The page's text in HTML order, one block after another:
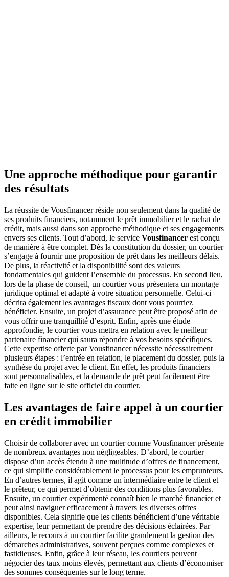
Une approche méthodique pour garantir
des résultats
La réussite de Vousfinancer réside non seulement dans la qualité de
ses produits financiers, notamment le prêt immobilier et le rachat de
crédit, mais aussi dans son approche méthodique et ses engagements
envers ses clients. Tout d’abord, le service Vousfinancer est conçu
de manière à être complet. Dès la constitution du dossier, un courtier
s’engage à fournir une proposition de prêt dans les meilleurs délais.
De plus, la réactivité et la disponibilité sont des valeurs
fondamentales qui guident l’ensemble du processus. En second lieu,
lors de la phase de conseil, un courtier vous présentera un montage
juridique optimal et adapté à votre situation personnelle. Celui-ci
décrira également les avantages fiscaux dont vous pourriez
bénéficier. Ensuite, un projet d’assurance peut être proposé afin de
vous offrir une tranquillité d’esprit. Enfin, après une étude
approfondie, le courtier vous mettra en relation avec le meilleur
partenaire financier qui saura répondre à vos besoins spécifiques.
Cette expertise offerte par Vousfinancer nécessite nécessairement
plusieurs étapes : l’entrée en relation, le placement du dossier, puis la
synthèse du projet avec le client. En effet, les produits financiers
sont personnalisables, et la demande de prêt peut facilement être
faite en ligne sur le site officiel du courtier.
Les avantages de faire appel à un courtier
en crédit immobilier
Choisir de collaborer avec un courtier comme Vousfinancer présente
de nombreux avantages non négligeables. D’abord, le courtier
dispose d’un accès étendu à une multitude d’offres de financement,
ce qui simplifie considérablement le processus pour les emprunteurs.
En d’autres termes, il agit comme un intermédiaire entre le client et
le prêteur, ce qui permet d’obtenir des conditions plus favorables.
Ensuite, un courtier expérimenté connaît bien le marché financier et
peut ainsi naviguer efficacement à travers les diverses offres
disponibles. Cela signifie que les clients bénéficient d’une véritable
expertise, leur permettant de prendre des décisions éclairées. Par
ailleurs, le recours à un courtier facilite grandement la gestion des
démarches administratives, souvent perçues comme complexes et
fastidieuses. Enfin, grâce à leur réseau, les courtiers peuvent
négocier des taux moins élevés, permettant aux clients d’économiser
des sommes conséquentes sur le long terme.